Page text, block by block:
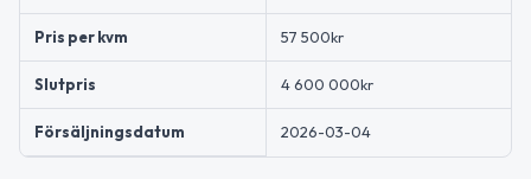
Pris per kvm 57 500kr
Slutpris 4 600 000kr
Försäljningsdatum 2026-03-04